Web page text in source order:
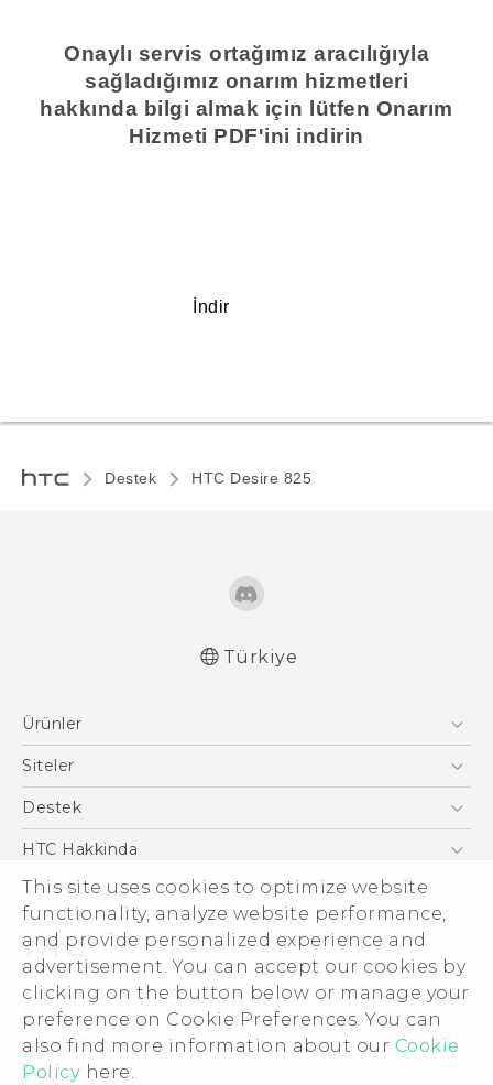
This site uses cookies to optimize website
functionality, analyze website performance,
and provide personalized experience and
advertisement. You can accept our cookies by
clicking on the button below or manage your
preference on Cookie Preferences. You can
also find more information about our Cookie
Policy here.
Onaylı servis ortağımız aracılığıyla
sağladığımız onarım hizmetleri
hakkında bilgi almak için lütfen Onarım
Hizmeti PDF'ini indirin
İndir
Destek HTC Desire 825‎
English - User manual
Türkiye
Ürünler
Akıllı Telefonlar
VIVE
Siteler
HTC Dev
Destek
Destek Merkezi
HTC Hakkinda
ESG
Yatırımcı (İNGİLİZCE)
Gizlilik Politikası
Ürün Güvenliği
Cookie Preferences
İnsan kaynakları
© 2011-2026 HTC Corporation
Hukuk Terimleri